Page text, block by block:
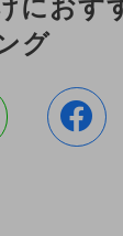
におす
グ